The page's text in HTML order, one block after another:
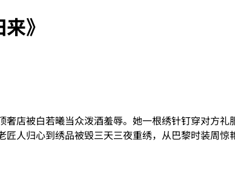
》
店被白若曦当众泼酒羞辱。她一根绣针钉穿对方
人归心到绣品被毁三天三夜重绣，从巴黎时装周